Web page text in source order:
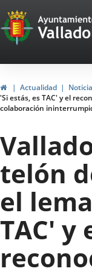
Portal
Web
del
de
InicioActualidad
'Si estás, es TAC' y el
colaboración
telón
el
TAC' y